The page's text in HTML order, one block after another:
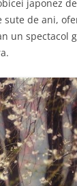
japonez
sute de ani,
un spectacol